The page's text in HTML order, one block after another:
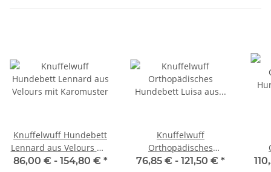
Knuffelwuff Hundebett
Lennard aus Velours mit
Karomuster
86,00 € - 154,80 € *
Knuffelwuff
Orthopädisches
Hundebett Luisa aus
76,85 € - 121,50 € *